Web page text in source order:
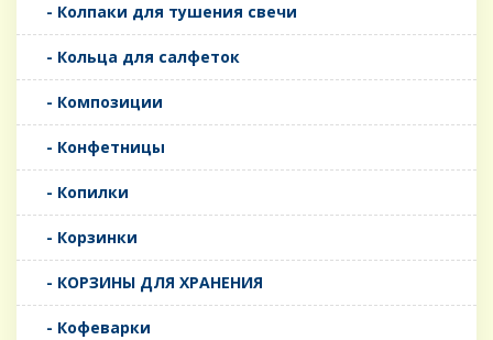
- Колпаки для тушения свечи
- Кольца для салфеток
- Композиции
- Конфетницы
- Копилки
- Корзинки
- КОРЗИНЫ ДЛЯ ХРАНЕНИЯ
- Кофеварки